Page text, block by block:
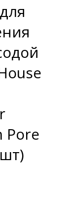
Pore